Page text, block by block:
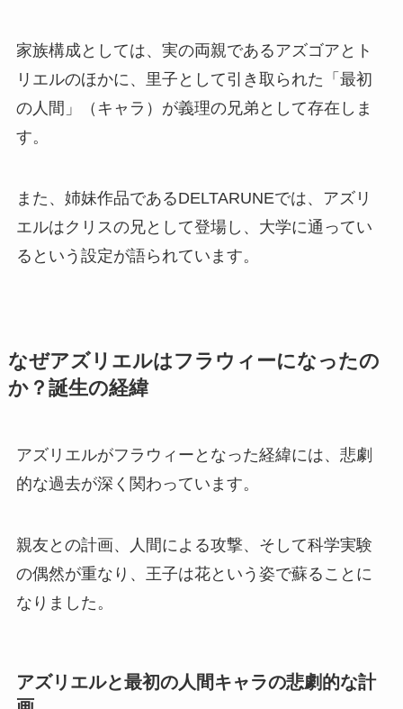
家族構成としては、実の両親であるアズゴアとト
リエルのほかに、里子として引き取られた「最初
の人間」（キャラ）が義理の兄弟として存在しま
す。
また、姉妹作品であるDELTARUNEでは、アズリ
エルはクリスの兄として登場し、大学に通ってい
るという設定が語られています。
なぜアズリエルはフラウィーになったの
か？誕生の経緯
アズリエルがフラウィーとなった経緯には、悲劇
的な過去が深く関わっています。
親友との計画、人間による攻撃、そして科学実験
の偶然が重なり、王子は花という姿で蘇ることに
なりました。
アズリエルと最初の人間キャラの悲劇的な計